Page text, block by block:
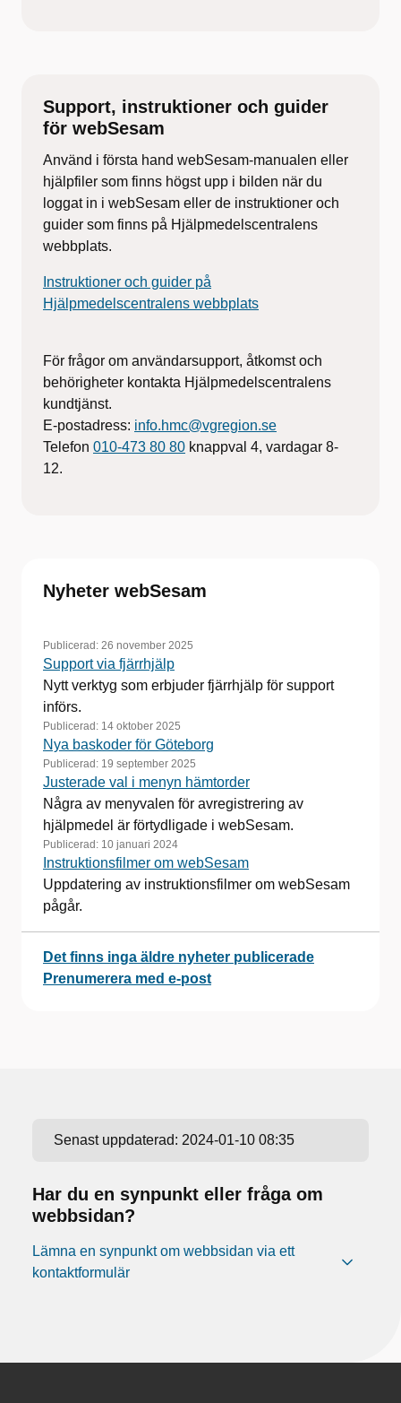
Support, instruktioner och guider
för webSesam
Använd i första hand webSesam-manualen eller
hjälpfiler som finns högst upp i bilden när du
loggat in i webSesam eller de instruktioner och
guider som finns på Hjälpmedelscentralens
webbplats.
Instruktioner och guider på
Hjälpmedelscentralens webbplats
För frågor om användarsupport, åtkomst och
behörigheter kontakta Hjälpmedelscentralens
kundtjänst.
E-postadress: info.hmc@vgregion.se
Telefon 010-473 80 80 knappval 4, vardagar 8-
12.
Nyheter webSesam
Publicerad: 26 november 2025
Support via fjärrhjälp
Nytt verktyg som erbjuder fjärrhjälp för support
införs.
Publicerad: 14 oktober 2025
Nya baskoder för Göteborg
Publicerad: 19 september 2025
Justerade val i menyn hämtorder
Några av menyvalen för avregistrering av
hjälpmedel är förtydligade i webSesam.
Publicerad: 10 januari 2024
Instruktionsfilmer om webSesam
Uppdatering av instruktionsfilmer om webSesam
pågår.
Det finns inga äldre nyheter publicerade
Prenumerera med e-post
Senast uppdaterad: 2024-01-10 08:35
Har du en synpunkt eller fråga om
webbsidan?
Lämna en synpunkt om webbsidan via ett
kontaktformulär